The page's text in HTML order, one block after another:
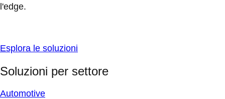
l'edge.
Esplora le soluzioni
Soluzioni per settore
Automotive